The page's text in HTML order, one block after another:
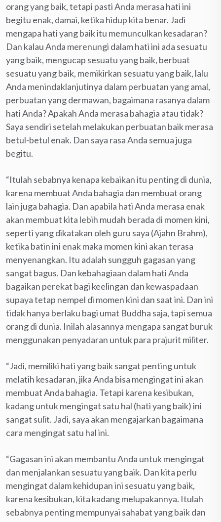
orang yang baik, tetapi pasti Anda merasa hati ini
begitu enak, damai, ketika hidup kita benar. Jadi
mengapa hati yang baik itu memunculkan kesadaran?
Dan kalau Anda merenungi dalam hati ini ada sesuatu
yang baik, mengucap sesuatu yang baik, berbuat
sesuatu yang baik, memikirkan sesuatu yang baik, lalu
Anda menindaklanjutinya dalam perbuatan yang amal,
perbuatan yang dermawan, bagaimana rasanya dalam
hati Anda? Apakah Anda merasa bahagia atau tidak?
Saya sendiri setelah melakukan perbuatan baik merasa
betul-betul enak. Dan saya rasa Anda semua juga
begitu.
“Itulah sebabnya kenapa kebaikan itu penting di dunia,
karena membuat Anda bahagia dan membuat orang
lain juga bahagia. Dan apabila hati Anda merasa enak
akan membuat kita lebih mudah berada di momen kini,
seperti yang dikatakan oleh guru saya (Ajahn Brahm),
ketika batin ini enak maka momen kini akan terasa
menyenangkan. Itu adalah sungguh gagasan yang
sangat bagus. Dan kebahagiaan dalam hati Anda
bagaikan perekat bagi keelingan dan kewaspadaan
supaya tetap nempel di momen kini dan saat ini. Dan ini
tidak hanya berlaku bagi umat Buddha saja, tapi semua
orang di dunia. Inilah alasannya mengapa sangat buruk
menggunakan penyadaran untuk para prajurit militer.
“Jadi, memiliki hati yang baik sangat penting untuk
melatih kesadaran, jika Anda bisa mengingat ini akan
membuat Anda bahagia. Tetapi karena kesibukan,
kadang untuk mengingat satu hal (hati yang baik) ini
sangat sulit. Jadi, saya akan mengajarkan bagaimana
cara mengingat satu hal ini.
“Gagasan ini akan membantu Anda untuk mengingat
dan menjalankan sesuatu yang baik. Dan kita perlu
mengingat dalam kehidupan ini sesuatu yang baik,
karena kesibukan, kita kadang melupakannya. Itulah
sebabnya penting mempunyai sahabat yang baik dan